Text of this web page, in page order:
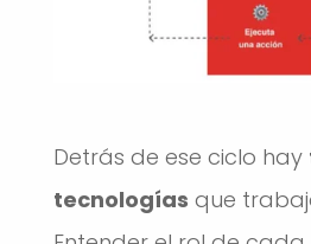
Detrás de ese ciclo hay
tecnologías que